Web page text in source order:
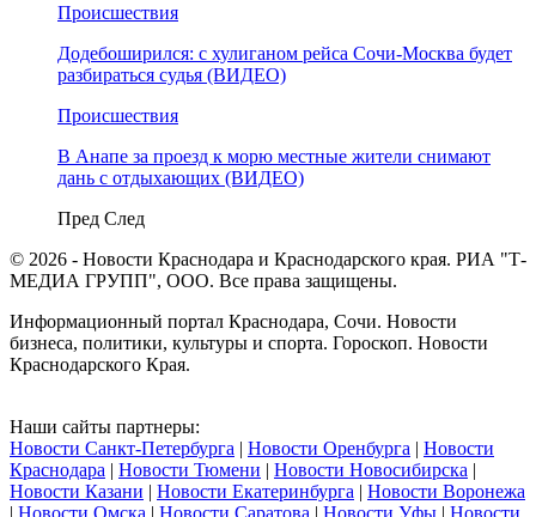
Происшествия
Додебоширился: с хулиганом рейса Сочи-Москва будет
разбираться судья (ВИДЕО)
Происшествия
В Анапе за проезд к морю местные жители снимают
дань с отдыхающих (ВИДЕО)
Пред След
© 2026 - Новости Краснодара и Краснодарского края. РИА "Т-
МЕДИА ГРУПП", ООО. Все права защищены.
Информационный портал Краснодара, Сочи. Новости
бизнеса, политики, культуры и спорта. Гороскоп. Новости
Краснодарского Края.
Наши сайты партнеры:
Новости Санкт-Петербурга | Новости Оренбурга | Новости
Краснодара | Новости Тюмени | Новости Новосибирска |
Новости Казани | Новости Екатеринбурга | Новости Воронежа
| Новости Омска | Новости Саратова | Новости Уфы | Новости